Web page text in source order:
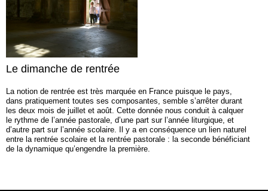
Le dimanche de rentrée
La notion de rentrée est très marquée en France puisque le pays,
dans pratiquement toutes ses composantes, semble s’arrêter durant
les deux mois de juillet et août. Cette donnée nous conduit à calquer
le rythme de l’année pastorale, d’une part sur l’année liturgique, et
d’autre part sur l’année scolaire. Il y a en conséquence un lien naturel
entre la rentrée scolaire et la rentrée pastorale : la seconde bénéficiant
de la dynamique qu’engendre la première.